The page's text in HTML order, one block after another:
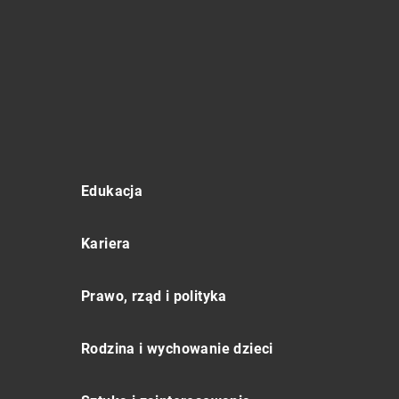
Edukacja
Kariera
Prawo, rząd i polityka
Rodzina i wychowanie dzieci